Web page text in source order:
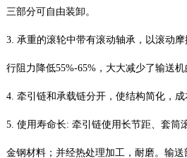
三部分可自由装卸。
3. 承重的滚轮中带有滚动轴承，以滚动
行阻力降低55%-65%，大大减少了输送机
4. 牵引链和承载链分开，使结构简化，成
5. 使用寿命长: 牵引链使用长节距、套筒
金钢材料；并经热处理加工，耐磨。输